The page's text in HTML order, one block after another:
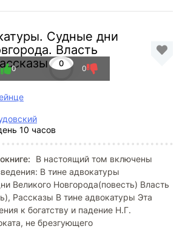
Судные дни
Власть
0
0 0
10 часов
В настоящий том включены
В тине адвокатуры
Великого Новгорода(повесть) Власть
Рассказы В тине адвокатуры Эта
к богатству и падение Н.Г.
не брезгующего